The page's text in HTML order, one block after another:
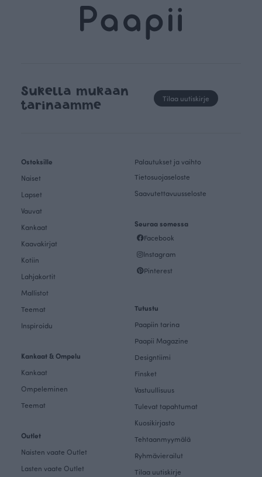
Sukella mukaan
tarinaamme
Tilaa uutiskirje
Ostoksille
Naiset
Lapset
Vauvat
Kankaat
Kaavakirjat
Kotiin
Lahjakortit
Mallistot
Teemat
Inspiroidu
Kankaat & Ompelu
Kankaat
Ompeleminen
Teemat
Outlet
Naisten vaate Outlet
Lasten vaate Outlet
Palautukset ja vaihto
Tietosuojaseloste
Saavutettavuusseloste
Seuraa somessa
Facebook
Instagram
Pinterest
Tutustu
Paapiin tarina
Paapii Magazine
Designtiimi
Finsket
Vastuullisuus
Tulevat tapahtumat
Kuosikirjasto
Tehtaanmyymälä
Ryhmävierailut
Tilaa uutiskirje